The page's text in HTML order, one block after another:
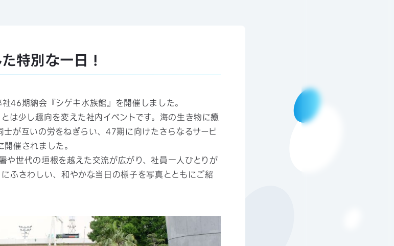
特別な一日！
46期納会『シゲキ水族館』を開催しました。
は少し趣向を変えた社内イベントです。海の生き物に癒
が互いの労をねぎらい、47期に向けたさらなるサービ
催されました。
世代の垣根を越えた交流が広がり、社員一人ひとりが
ふさわしい、和やかな当日の様子を写真とともにご紹